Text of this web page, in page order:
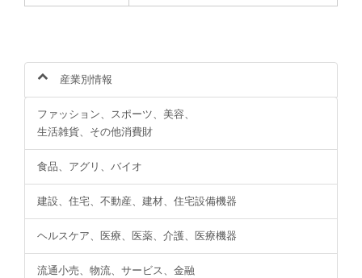
産業別情報
ファッション、スポーツ、美容、
生活雑貨、その他消費財
食品、アグリ、バイオ
建設、住宅、不動産、建材、住宅設備機器
ヘルスケア、医療、医薬、介護、医療機器
流通小売、物流、サービス、金融